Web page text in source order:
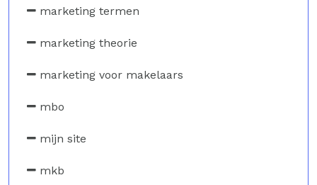
marketing termen
marketing theorie
marketing voor makelaars
mbo
mijn site
mkb